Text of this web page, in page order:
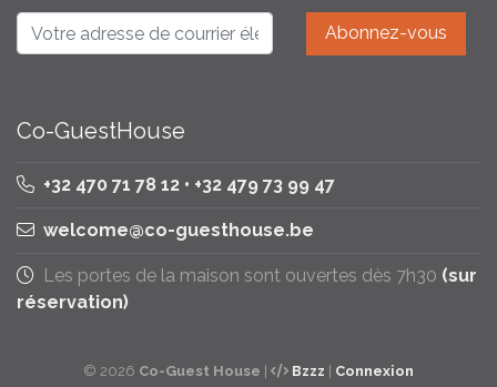
Co-GuestHouse
+32 470 71 78 12 • +32 479 73 99 47
welcome@co-guesthouse.be
Les portes de la maison sont ouvertes dès 7h30 (sur
réservation)
© 2026 Co-Guest House Bzzz Connexion